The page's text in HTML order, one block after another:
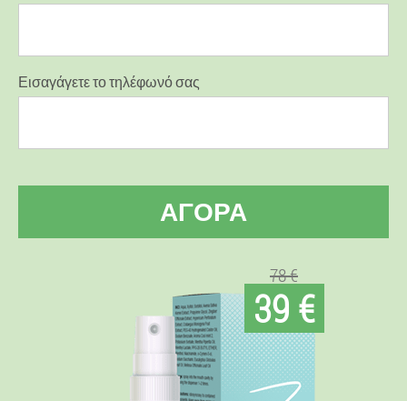
Εισαγάγετε το τηλέφωνό σας
ΑΓΟΡΆ
78 €
39 €